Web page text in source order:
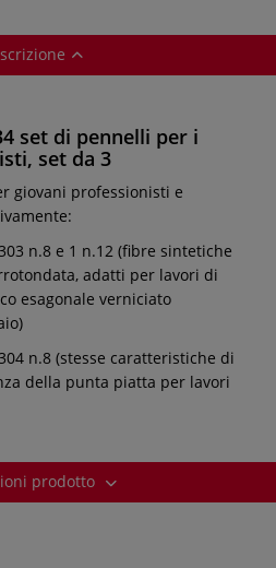
set di pennelli per i
set da 3
giovani professionisti e
n.8 e 1 n.12 (fibre sintetiche
adatti per lavori di
esagonale verniciato
n.8 (stesse caratteristiche di
della punta piatta per lavori
prodotto